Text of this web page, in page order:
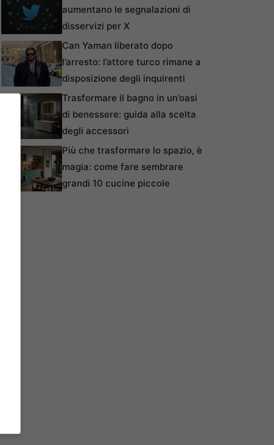
aumentano le segnalazioni di
disservizi per X
Can Yaman liberato dopo
l’arresto: l’attore turco rimane a
disposizione degli inquirenti
Trasformare il bagno in un’oasi
di benessere: guida alla scelta
degli accessori
Più che trasformare lo spazio, è
magia: come fare sembrare
grandi 10 cucine piccole